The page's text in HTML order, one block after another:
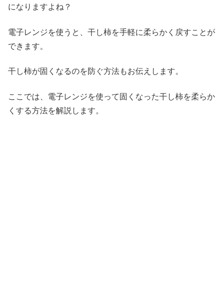
になりますよね？
電子レンジを使うと、干し柿を手軽に柔らかく戻すことが
できます。
干し柿が固くなるのを防ぐ方法もお伝えします。
ここでは、電子レンジを使って固くなった干し柿を柔らか
くする方法を解説します。